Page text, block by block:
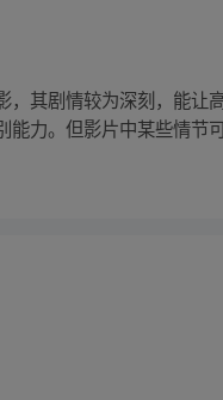
，其剧情较为深刻，能
能力。但影片中某些情节